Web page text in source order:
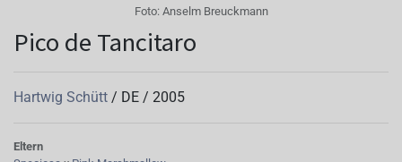
Foto: Anselm Breuckmann
Pico de Tancitaro
Hartwig Schütt / DE / 2005
Eltern